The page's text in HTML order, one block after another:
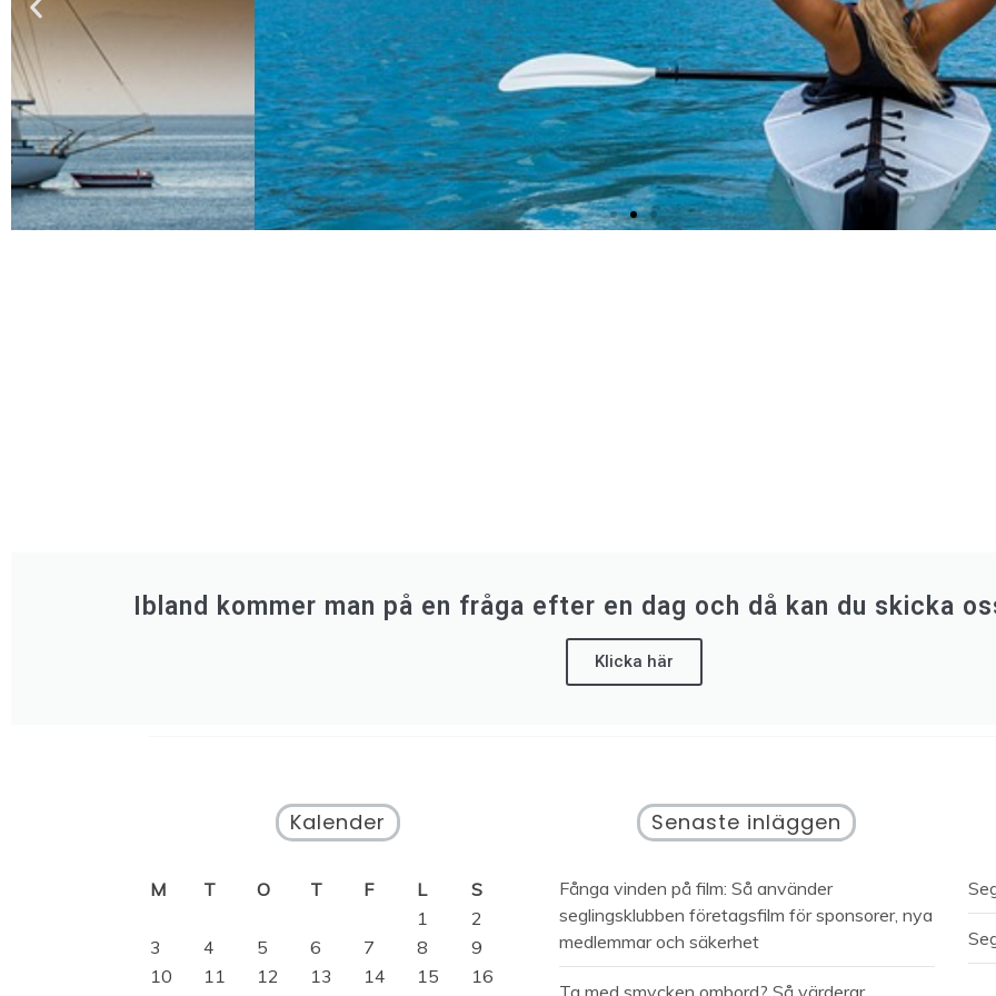
Ibland kommer man på en fråga efter en dag och då kan du skicka
Klicka här
Kalender
M T O T F L
S
1
2
3
4 5 6 7 8
9
10
11 12 13 14 15
16
Senaste inläggen
Fånga vinden på film: Så använder
seglingsklubben företagsfilm för sponsorer, nya
medlemmar och säkerhet